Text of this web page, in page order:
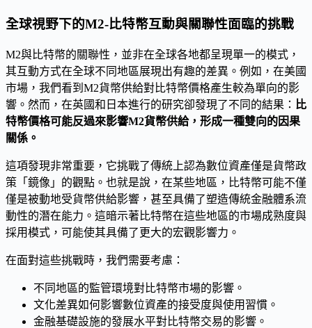
全球視野下的M2-比特幣互動與關聯性面臨的挑戰
M2與比特幣的關聯性，並非在全球各地都呈現單一的模式，
其互動方式在全球不同地區展現出有趣的差異。例如，在美國
市場，我們看到M2貨幣供給對比特幣價格產生較為單向的影
響。然而，在英國和日本進行的研究卻發現了不同的結果： 比
特幣價格可能反過來影響M2貨幣供給，形成一種雙向的因果
關係。
這項發現非常重要，它挑戰了傳統上認為數位資產僅是貨幣政
策「鏡像」的觀點。也就是說，在某些地區，比特幣可能不僅
僅是被動地受貨幣供給影響，甚至具備了塑造傳統金融體系流
動性的潛在能力。這暗示著比特幣在這些地區的市場成熟度與
採用模式，可能使其具備了更大的宏觀影響力。
在面對這些挑戰時，我們需要考慮：
不同地區的監管環境對比特幣市場的影響。
文化差異如何影響數位資產的接受度與使用習慣。
金融基礎設施的發展水平對比特幣交易的影響。